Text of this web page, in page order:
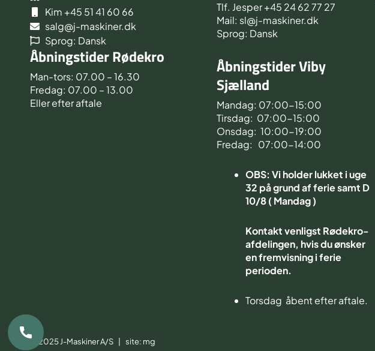
Kim +45 51 41 60 66
salg@j-maskiner.dk
Sprog: Dansk
Åbningstider Rødekro
Man-tors: 07.00 – 16.30
Fredag: 07.00 – 13.00
Eller efter aftale
Tlf. Jesper +45 24 62 77 27
Mail: sl@j-maskiner.dk
Sprog: Dansk
Åbningstider Viby
Sjælland
Mandag: 07:00-15:00
Tirsdag: 07:00-15:00
Onsdag: 10:00-19:00
Fredag: 07:00-14:00
OBS: Vi holder lukket i uge
32 på grund af ferie samt D
10/8 ( Mandag )
Kontakt venligst Rødekro-
afdelingen, hvis du ønsker
en fremvisning i ferie
perioden.
Torsdag åbent efter aftale.
© 2025 J-Maskiner A/S | site: mg